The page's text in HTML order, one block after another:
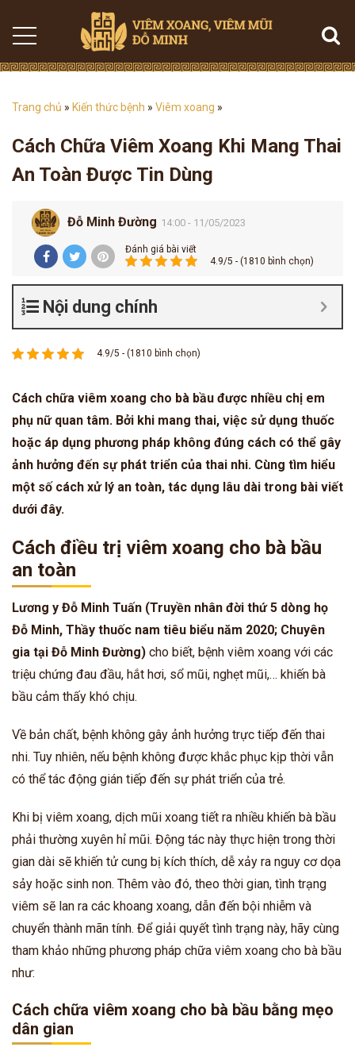
Trang chủ » Kiến thức bệnh » Viêm xoang »
Cách Chữa Viêm Xoang Khi Mang Thai
An Toàn Được Tin Dùng
Đỗ Minh Đường 14:00 - 11/05/2023
Đánh giá bài viết
4.9/5 - (1810 bình chọn)
Nội dung chính
4.9/5 - (1810 bình chọn)
Cách chữa viêm xoang cho bà bầu được nhiều chị em
phụ nữ quan tâm. Bởi khi mang thai, việc sử dụng thuốc
hoặc áp dụng phương pháp không đúng cách có thể gây
ảnh hưởng đến sự phát triển của thai nhi. Cùng tìm hiểu
một số cách xử lý an toàn, tác dụng lâu dài trong bài viết
dưới đây.
Cách điều trị viêm xoang cho bà bầu
an toàn
Lương y Đỗ Minh Tuấn (Truyền nhân đời thứ 5 dòng họ
Đỗ Minh, Thầy thuốc nam tiêu biểu năm 2020; Chuyên
gia tại Đỗ Minh Đường) cho biết, bệnh viêm xoang với các
triệu chứng đau đầu, hắt hơi, sổ mũi, nghẹt mũi,… khiến bà
bầu cảm thấy khó chịu.
Về bản chất, bệnh không gây ảnh hưởng trực tiếp đến thai
nhi. Tuy nhiên, nếu bệnh không được khắc phục kịp thời vẫn
có thể tác động gián tiếp đến sự phát triển của trẻ.
Khi bị viêm xoang, dịch mũi xoang tiết ra nhiều khiến bà bầu
phải thường xuyên hỉ mũi. Động tác này thực hiện trong thời
gian dài sẽ khiến tử cung bị kích thích, dễ xảy ra nguy cơ dọa
sảy hoặc sinh non. Thêm vào đó, theo thời gian, tình trạng
viêm sẽ lan ra các khoang xoang, dẫn đến bội nhiễm và
chuyển thành mãn tính. Để giải quyết tình trạng này, hãy cùng
tham khảo những phương pháp chữa viêm xoang cho bà bầu
như:
Cách chữa viêm xoang cho bà bầu bằng mẹo
dân gian